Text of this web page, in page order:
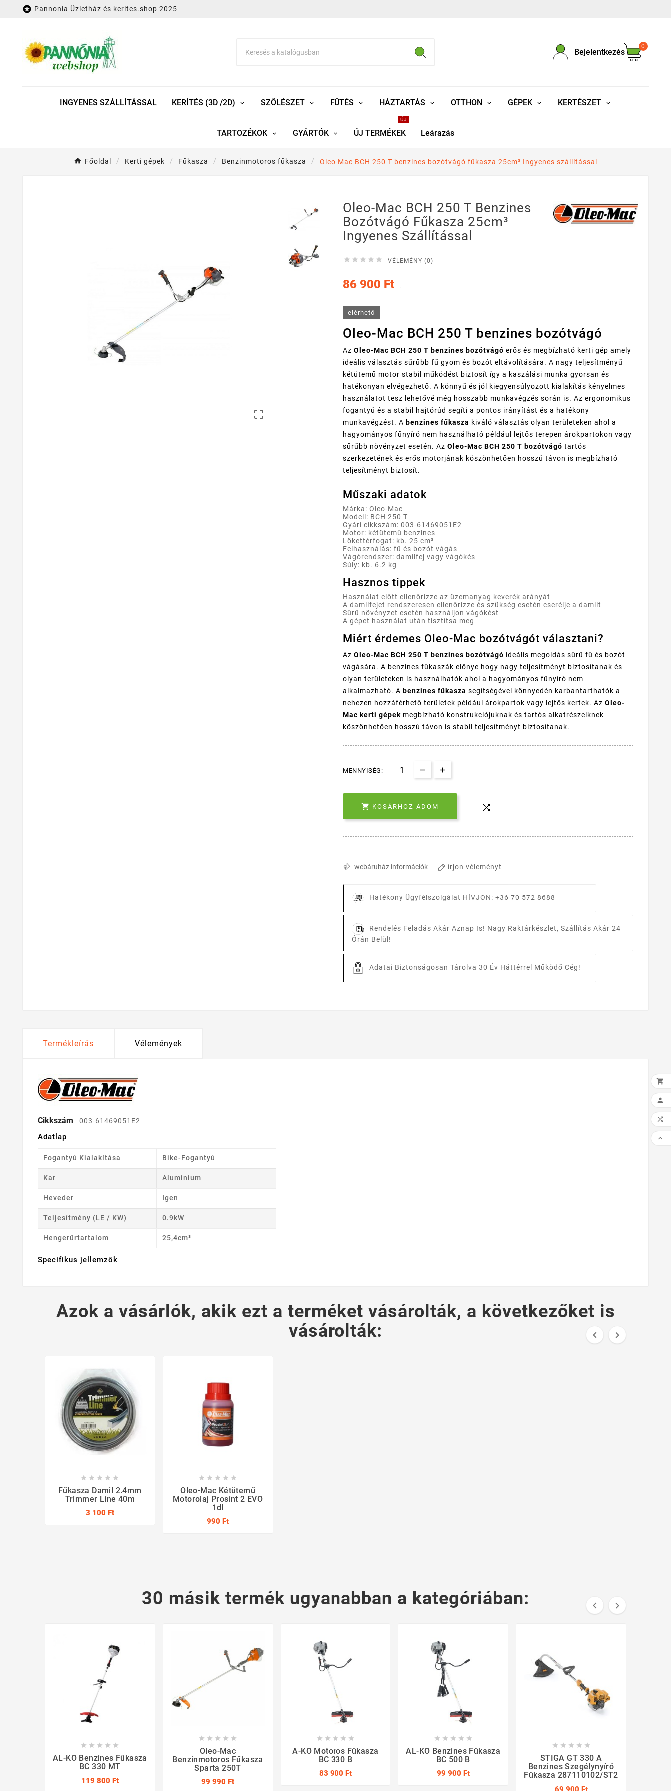
 Pannonia Üzletház és kerites.shop 2025
Bejelentkezés
0
INGYENES SZÁLLÍTÁSSAL KERÍTÉS (3D /2D) SZŐLÉSZET FŰTÉS HÁZTARTÁS OTTHON GÉPEK KERTÉSZET
TARTOZÉKOK GYÁRTÓK ÚJ TERMÉKEK
ÚJ
Leárazás
Főoldal Kerti gépek Fűkasza Benzinmotoros fűkasza Oleo-Mac BCH 250 T benzines bozótvágó fűkasza 25cm³ Ingyenes szállítással

Oleo-Mac BCH 250 T Benzines
Bozótvágó Fűkasza 25cm³
Ingyenes Szállítással
     VÉLEMÉNY (0)
86 900 Ft .
elérhető
Oleo-Mac BCH 250 T benzines bozótvágó
Az Oleo-Mac BCH 250 T benzines bozótvágó erős és megbízható kerti gép amely
ideális választás sűrűbb fű gyom és bozót eltávolítására. A nagy teljesítményű
kétütemű motor stabil működést biztosít így a kaszálási munka gyorsan és
hatékonyan elvégezhető. A könnyű és jól kiegyensúlyozott kialakítás kényelmes
használatot tesz lehetővé még hosszabb munkavégzés során is. Az ergonomikus
fogantyú és a stabil hajtórúd segíti a pontos irányítást és a hatékony
munkavégzést. A benzines fűkasza kiváló választás olyan területeken ahol a
hagyományos fűnyíró nem használható például lejtős terepen árokpartokon vagy
sűrűbb növényzet esetén. Az Oleo-Mac BCH 250 T bozótvágó tartós
szerkezetének és erős motorjának köszönhetően hosszú távon is megbízható
teljesítményt biztosít.
Műszaki adatok
Márka: Oleo-Mac
Modell: BCH 250 T
Gyári cikkszám: 003-61469051E2
Motor: kétütemű benzines
Lökettérfogat: kb. 25 cm³
Felhasználás: fű és bozót vágás
Vágórendszer: damilfej vagy vágókés
Súly: kb. 6.2 kg
Hasznos tippek
Használat előtt ellenőrizze az üzemanyag keverék arányát
A damilfejet rendszeresen ellenőrizze és szükség esetén cserélje a damilt
Sűrű növényzet esetén használjon vágókést
A gépet használat után tisztítsa meg
Miért érdemes Oleo-Mac bozótvágót választani?
Az Oleo-Mac BCH 250 T benzines bozótvágó ideális megoldás sűrű fű és bozót
vágására. A benzines fűkaszák előnye hogy nagy teljesítményt biztosítanak és
olyan területeken is használhatók ahol a hagyományos fűnyíró nem
alkalmazható. A benzines fűkasza segítségével könnyedén karbantarthatók a
nehezen hozzáférhető területek például árokpartok vagy lejtős kertek. Az Oleo-
Mac kerti gépek megbízható konstrukciójuknak és tartós alkatrészeiknek
köszönhetően hosszú távon is stabil teljesítményt biztosítanak.
MENNYISÉG:
 KOSÁRHOZ ADOM 
webáruház információk írjon véleményt
Hatékony Ügyfélszolgálat HÍVJON: +36 70 572 8688
Rendelés Feladás Akár Aznap Is! Nagy Raktárkészlet, Szállítás Akár 24
Órán Belül!
Adatai Biztonságosan Tárolva 30 Év Háttérrel Működő Cég!
Termékleírás Vélemények
Cikkszám 003-61469051E2
Adatlap
Fogantyú Kialakítása Bike-Fogantyú
Kar Aluminium
Heveder Igen
Teljesítmény (LE / KW) 0.9kW
Hengerűrtartalom 25,4cm³
Specifikus jellemzők
Azok a vásárlók, akik ezt a terméket vásárolták, a következőket is
vásárolták:
 
    
Fűkasza Damil 2.4mm
Trimmer Line 40m
3 100 Ft
    
Oleo-Mac Kétütemű
Motorolaj Prosint 2 EVO
1dl
990 Ft
30 másik termék ugyanabban a kategóriában:  
    
AL-KO Benzines Fűkasza
BC 330 MT
119 800 Ft
    
Oleo-Mac
Benzinmotoros Fűkasza
Sparta 250T
99 990 Ft
    
A-KO Motoros Fűkasza
BC 330 B
83 900 Ft
    
AL-KO Benzines Fűkasza
BC 500 B
99 900 Ft
    
STIGA GT 330 A
Benzines Szegélynyíró
Fűkasza 287110102/ST2
69 900 Ft



